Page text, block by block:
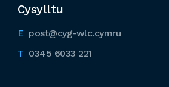
Cysylltu
post@cyg-wlc.cymru
0345 6033 221